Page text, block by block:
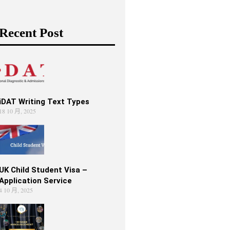
Post
iDAT Writing Text Types
18 10 月, 2025
UK Child Student Visa –
Service
10 月, 2025